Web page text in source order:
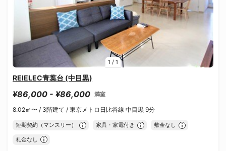
1 / 1
REIELEC青葉台 (中目黒)
¥86,000 - ¥86,000 満室
8.02㎡〜 / 3階建て / 東京メトロ日比谷線 中目黒 9分
短期契約（マンスリー） 家具・家電付き 敷金なし
礼金なし